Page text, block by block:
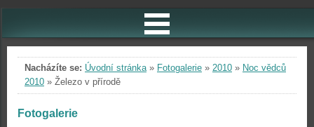
Nacházíte se: Úvodní stránka» Fotogalerie » 2010 » Noc vědců
2010 » Železo v přírodě
Fotogalerie